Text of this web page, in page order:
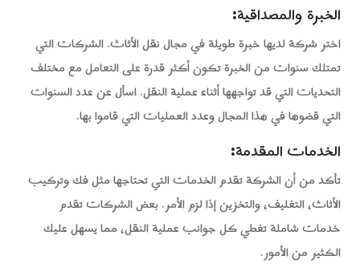
الخبرة والمصداقية:
اختر شركة لديها خبرة طويلة في مجال نقل الأثاث. الشركات التي
تمتلك سنوات من الخبرة تكون أكثر قدرة على التعامل مع مختلف
التحديات التي قد تواجهها أثناء عملية النقل. اسأل عن عدد السنوات
التي قضوها في هذا المجال وعدد العمليات التي قاموا بها.
الخدمات المقدمة:
تأكد من أن الشركة تقدم الخدمات التي تحتاجها مثل فك وتركيب
الأثاث، التغليف، والتخزين إذا لزم الأمر. بعض الشركات تقدم
خدمات شاملة تغطي كل جوانب عملية النقل، مما يسهل عليك
الكثير من الأمور.